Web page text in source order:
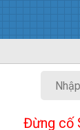
Đừng cố